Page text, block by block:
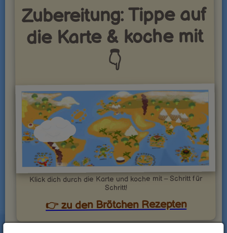
Zubereitung: Tippe auf
die Karte & koche mit
👇
Klick dich durch die Karte und koche mit – Schritt für
Schritt!
👉 zu den Brötchen Rezepten